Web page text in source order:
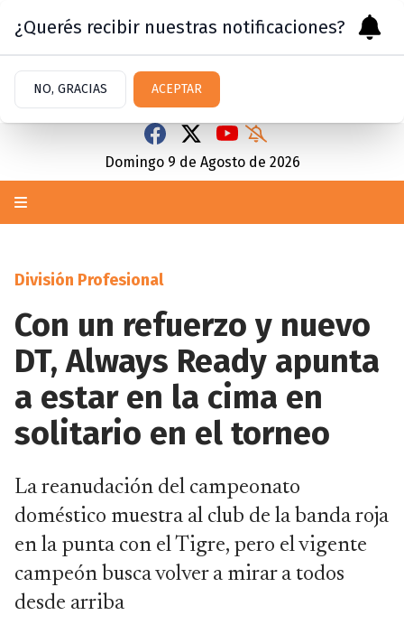
Domingo 9 de Agosto de 2026
División Profesional
Con un refuerzo y nuevo
DT, Always Ready apunta
a estar en la cima en
solitario en el torneo
La reanudación del campeonato
doméstico muestra al club de la banda roja
en la punta con el Tigre, pero el vigente
campeón busca volver a mirar a todos
desde arriba
¿Querés recibir nuestras notificaciones?
NO, GRACIAS ACEPTAR